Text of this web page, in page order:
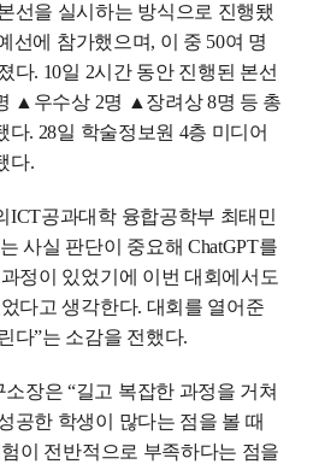
선을 실시하는 방식으로 진행됐
선에 참가했으며, 이 중 50여 명
다. 10일 2시간 동안 진행된 본선
▲우수상 2명 ▲장려상 8명 등 총
다. 28일 학술정보원 4층 미디어
다.
ICT공과대학 융합공학부 최태민
사실 판단이 중요해 ChatGPT를
정이 있었기에 이번 대회에서도
다고 생각한다. 대회를 열어준
다”는 소감을 전했다.
장은 “길고 복잡한 과정을 거쳐
공한 학생이 많다는 점을 볼 때
이 전반적으로 부족하다는 점을